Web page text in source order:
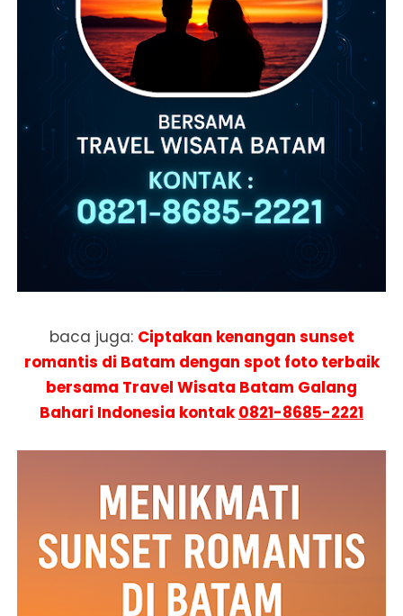
baca juga: Ciptakan kenangan sunset
romantis di Batam dengan spot foto terbaik
bersama Travel Wisata Batam Galang
Bahari Indonesia kontak0821-8685-2221